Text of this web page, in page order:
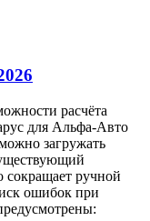
расчёта
для Альфа-Авто
загружать
сокращает ручной
ошибок при